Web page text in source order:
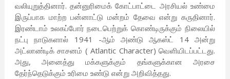
வலியுறுத்தினார். தன்னுரிமைக் கோட்பாட்டை அரசியல் உண்மை
இருப்பாக மாற்ற பன்னாட்டு மன்றம் தேவை என்று கருதினார்.
இரண்டாம் உலகப்போர் நடைபெற்றுக் கொண்டிருக்கும் நிலையில்
நட்பு நாடுகளால் 1941 -ஆம் அண்டு ஆகஸ்ட் 14 அன்று
அட்லாண்டிக் சாசனம் ( Atlantic Character) வெளியிடப்பட்டது.
அது, அனைத்து மக்களுக்கும் தங்களுக்கான அரசை
தேர்ந்தெடுக்கும் உரிமை உண்டு என்று அறிவித்தது.